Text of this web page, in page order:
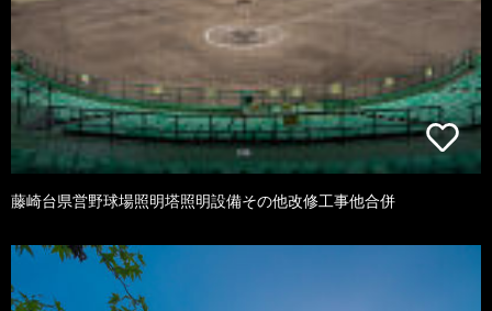
藤崎台県営野球場照明塔照明設備その他改修工事他合併